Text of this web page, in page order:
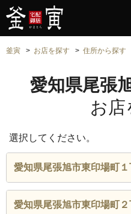
釜寅 お店を探す 住所から探す
愛知県尾張
お店
選択してください。
愛知県尾張旭市東印場町
愛知県尾張旭市東印場町